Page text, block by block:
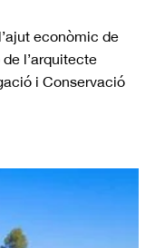
econòmic de
l’arquitecte
i Conservació